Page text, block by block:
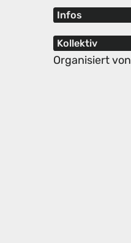
Infos
Kollektiv
Organisiert von